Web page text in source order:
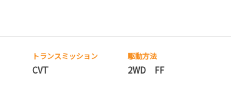
トランスミッション
CVT
駆動方法
2WD FF